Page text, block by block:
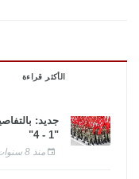
الأكثر قراءة
جديد:
"1 - 4"
منذ 8 سنوات